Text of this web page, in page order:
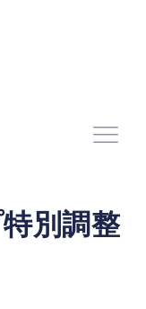
別調整